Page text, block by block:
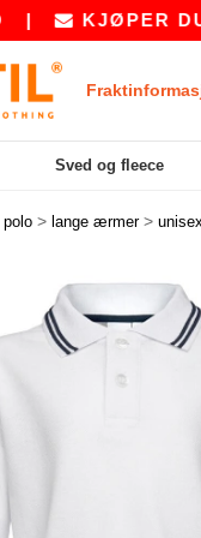
KJØPER DU
Sved og fleece
polo > lange ærmer >